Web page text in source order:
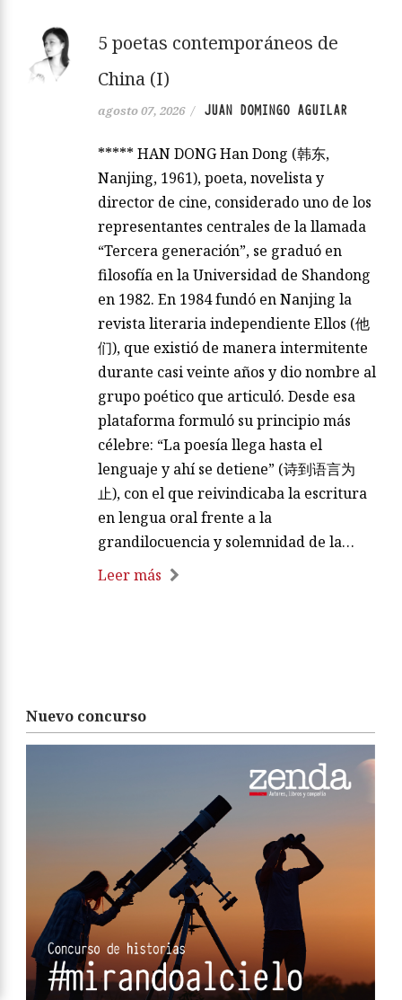
5 poetas contemporáneos de
China (I)
agosto 07, 2026 / JUAN DOMINGO AGUILAR
***** HAN DONG Han Dong (韩东,
Nanjing, 1961), poeta, novelista y
director de cine, considerado uno de los
representantes centrales de la llamada
“Tercera generación”, se graduó en
filosofía en la Universidad de Shandong
en 1982. En 1984 fundó en Nanjing la
revista literaria independiente Ellos (他
们), que existió de manera intermitente
durante casi veinte años y dio nombre al
grupo poético que articuló. Desde esa
plataforma formuló su principio más
célebre: “La poesía llega hasta el
lenguaje y ahí se detiene” (诗到语言为
止), con el que reivindicaba la escritura
en lengua oral frente a la
grandilocuencia y solemnidad de la…
Leer más
Nuevo concurso